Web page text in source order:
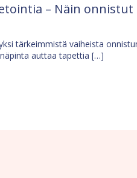
– Näin onnistut
tärkeimmistä vaiheista
auttaa tapettia […]